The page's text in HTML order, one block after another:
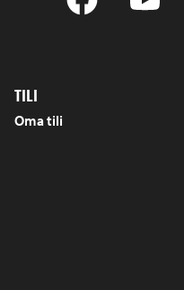
TILI
Oma tili